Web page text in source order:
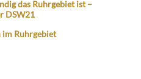
das Ruhrgebiet ist –
DSW21
im Ruhrgebiet